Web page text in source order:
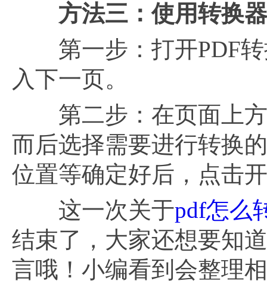
方法三：使用转换
第一步：打开PDF转
入下一页。
第二步：在页面上方
而后选择需要进行转换
位置等确定好后，点击
这一次关于pdf怎么
结束了，大家还想要知
言哦！小编看到会整理